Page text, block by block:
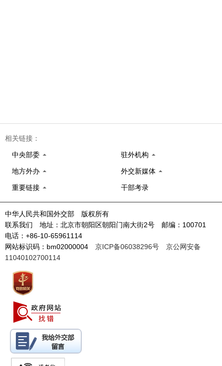
相关链接：
中央部委 驻外机构
地方外办 外交新媒体
重要链接 干部考录
中华人民共和国外交部 版权所有
联系我们 地址：北京市朝阳区朝阳门南大街2号 邮编：100701
电话：+86-10-65961114
网站标识码：bm02000004 京ICP备06038296号
京公网安备
11040102700114